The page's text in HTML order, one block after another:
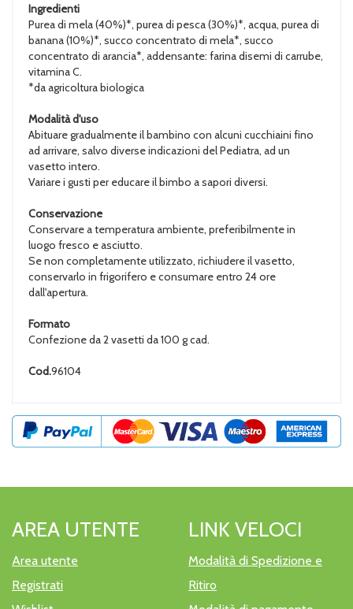
Ingredienti
Purea di mela (40%)*, purea di pesca (30%)*, acqua, purea di
banana (10%)*, succo concentrato di mela*, succo
concentrato di arancia*, addensante: farina disemi di carrube,
vitamina C.
*da agricoltura biologica
Modalità d'uso
Abituare gradualmente il bambino con alcuni cucchiaini fino
ad arrivare, salvo diverse indicazioni del Pediatra, ad un
vasetto intero.
Variare i gusti per educare il bimbo a sapori diversi.
Conservazione
Conservare a temperatura ambiente, preferibilmente in
luogo fresco e asciutto.
Se non completamente utilizzato, richiudere il vasetto,
conservarlo in frigorifero e consumare entro 24 ore
dall'apertura.
Formato
Confezione da 2 vasetti da 100 g cad.
Cod.96104
AREA UTENTE
Area utente
Registrati
LINK VELOCI
Modalità di Spedizione e
Ritiro